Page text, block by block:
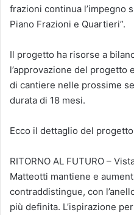
frazioni continua l’impegno
Piano Frazioni e Quartieri”.
Il progetto ha risorse a
l’approvazione del progetto
di cantiere nelle prossime
durata di 18 mesi.
Ecco il dettaglio del
RITORNO AL FUTURO –
Matteotti mantiene e
contraddistingue, con
più definita. L’ispirazione